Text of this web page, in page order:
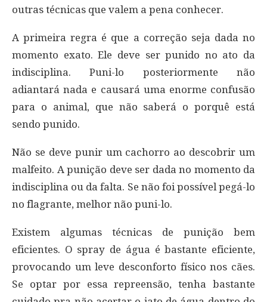
outras técnicas que valem a pena conhecer.
A primeira regra é que a correção seja dada no
momento exato. Ele deve ser punido no ato da
indisciplina. Puni-lo posteriormente não
adiantará nada e causará uma enorme confusão
para o animal, que não saberá o porquê está
sendo punido.
Não se deve punir um cachorro ao descobrir um
malfeito. A punição deve ser dada no momento da
indisciplina ou da falta. Se não foi possível pegá-lo
no flagrante, melhor não puni-lo.
Existem algumas técnicas de punição bem
eficientes. O spray de água é bastante eficiente,
provocando um leve desconforto físico nos cães.
Se optar por essa repreensão, tenha bastante